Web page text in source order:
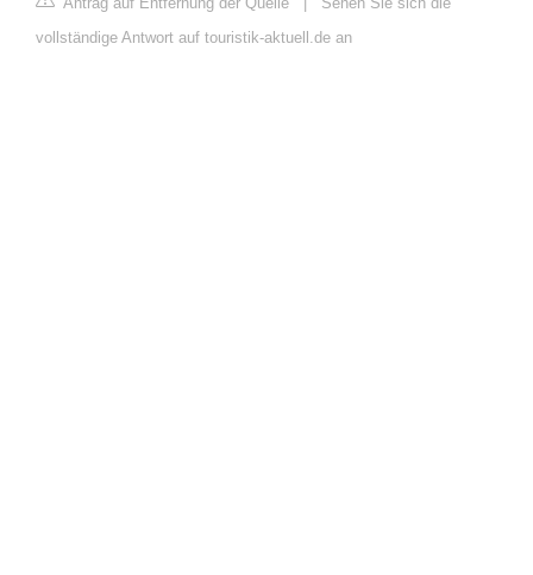
vollständige Antwort auf touristik-aktuell.de an